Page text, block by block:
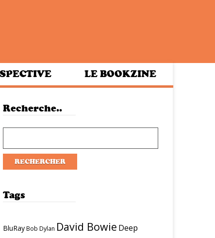
LE BOOKZINE
Recherche..
Tags
BluRay Bob Dylan David Bowie Deep